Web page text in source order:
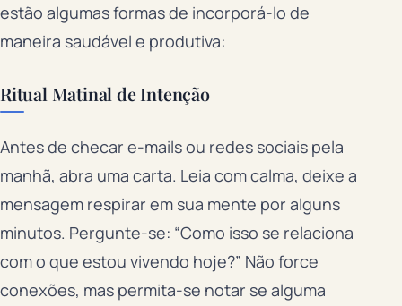
estão algumas formas de incorporá-lo de
maneira saudável e produtiva:
Ritual Matinal de Intenção
Antes de checar e-mails ou redes sociais pela
manhã, abra uma carta. Leia com calma, deixe a
mensagem respirar em sua mente por alguns
minutos. Pergunte-se: “Como isso se relaciona
com o que estou vivendo hoje?” Não force
conexões, mas permita-se notar se alguma